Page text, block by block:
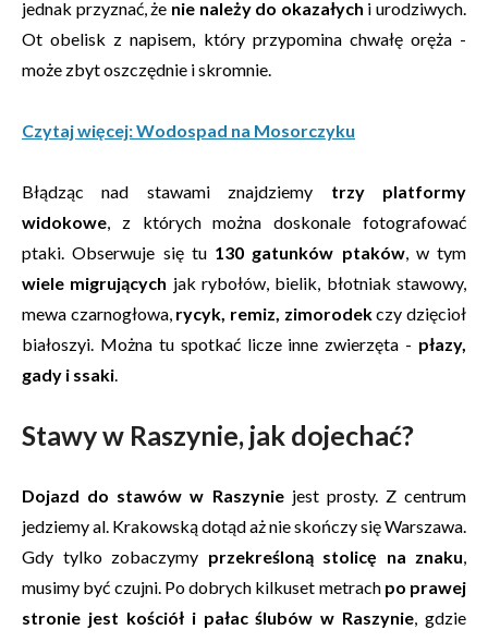
jednak przyznać, że nie należy do okazałych i urodziwych.
Ot obelisk z napisem, który przypomina chwałę oręża -
może zbyt oszczędnie i skromnie.
Czytaj więcej: Wodospad na Mosorczyku
Błądząc nad stawami znajdziemy trzy platformy
widokowe, z których można doskonale fotografować
ptaki. Obserwuje się tu 130 gatunków ptaków, w tym
wiele migrujących jak rybołów, bielik, błotniak stawowy,
mewa czarnogłowa, rycyk, remiz, zimorodekczy dzięcioł
białoszyi. Można tu spotkać licze inne zwierzęta - płazy,
gady i ssaki.
Stawy w Raszynie, jak dojechać?
Dojazd do stawów w Raszynie jest prosty. Z centrum
jedziemy al. Krakowską dotąd aż nie skończy się Warszawa.
Gdy tylko zobaczymy przekreśloną stolicę na znaku,
musimy być czujni. Po dobrych kilkuset metrach po prawej
stronie jest kościół i pałac ślubów w Raszynie, gdzie